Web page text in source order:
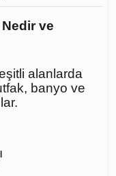
ve
alanlarda
banyo ve